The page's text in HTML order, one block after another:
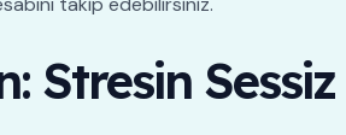
Stresin Sessiz